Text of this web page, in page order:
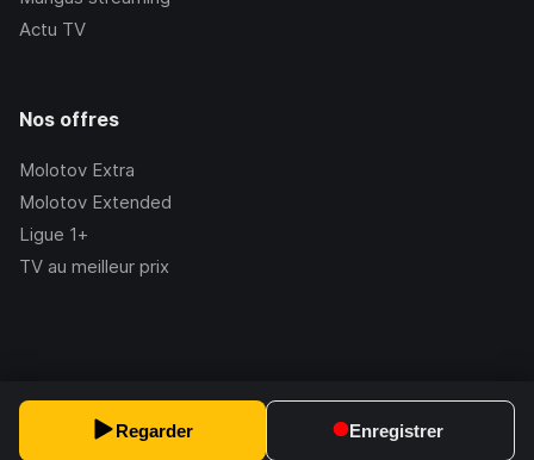
Regarder Enregistrer
Actu TV
Nos offres
Molotov Extra
Molotov Extended
Ligue 1+
TV au meilleur prix
2.228.1